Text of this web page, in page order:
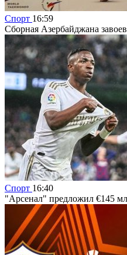
Спорт 16:59
Сборная Азербайджана
Спорт 16:40
"Арсенал" предложил €145